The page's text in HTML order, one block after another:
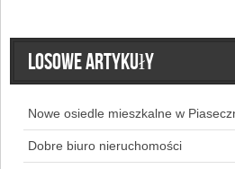
Losowe artykuły
Nowe osiedle mieszkalne w
Dobre biuro nieruchomości